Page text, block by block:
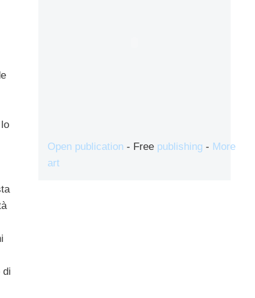
di
Open publication - Free publishing - More
art